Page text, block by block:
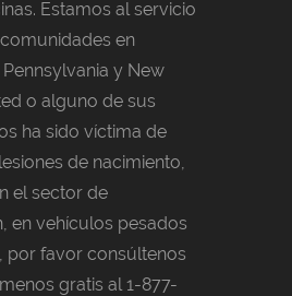
Estamos al servicio
en
y New
o alguno de sus
ha sido víctima de
de nacimiento,
el sector de
en vehículos pesados
por favor consúltenos
gratis al 1-877-